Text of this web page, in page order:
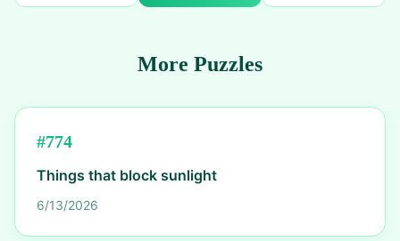
More Puzzles
#774
Things that block sunlight
6/13/2026